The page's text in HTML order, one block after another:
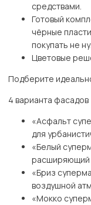
средствами.
Готовый
чёрные
покупать не
Цветовые
Подберите
4 варианта
«Асфальт
для
«Белый
расширяющий
«Бриз
воздушной
«Мокко